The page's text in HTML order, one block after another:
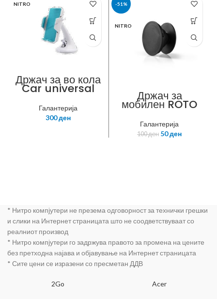
NITRO
Држач за во кола
Car universal
holder
Галантерија
300ден
-51%
NITRO
Држач за
мобилен ROTO
POP JACKET,
црн
Галантерија
100ден 50ден
* Нитро компјутери не презема одговорност за технички грешки
и слики на Интернет страницата што не соодветствуваат со
реалниот производ
* Нитро компјутери го задржува правото за промена на цените
без претходна најава и објавување на Интернет страницата
* Сите цени се изразени со пресметан ДДВ
2Go Acer